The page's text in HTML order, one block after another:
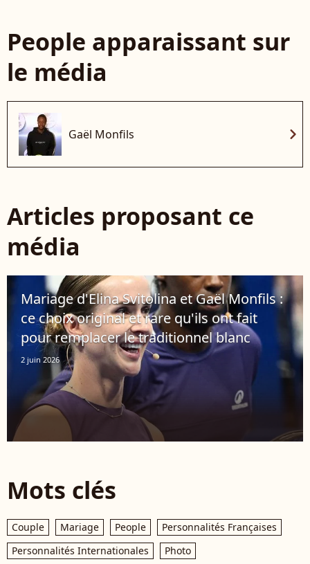
People apparaissant sur
le média
Gaël Monfils chevron_right
Articles proposant ce
média
Mariage d'Elina Svitolina et Gaël Monfils :
ce choix original et rare qu'ils ont fait
pour remplacer le traditionnel blanc
2 juin 2026
Mots clés
Couple Mariage People
Personnalités Françaises
Personnalités Internationales
Photo